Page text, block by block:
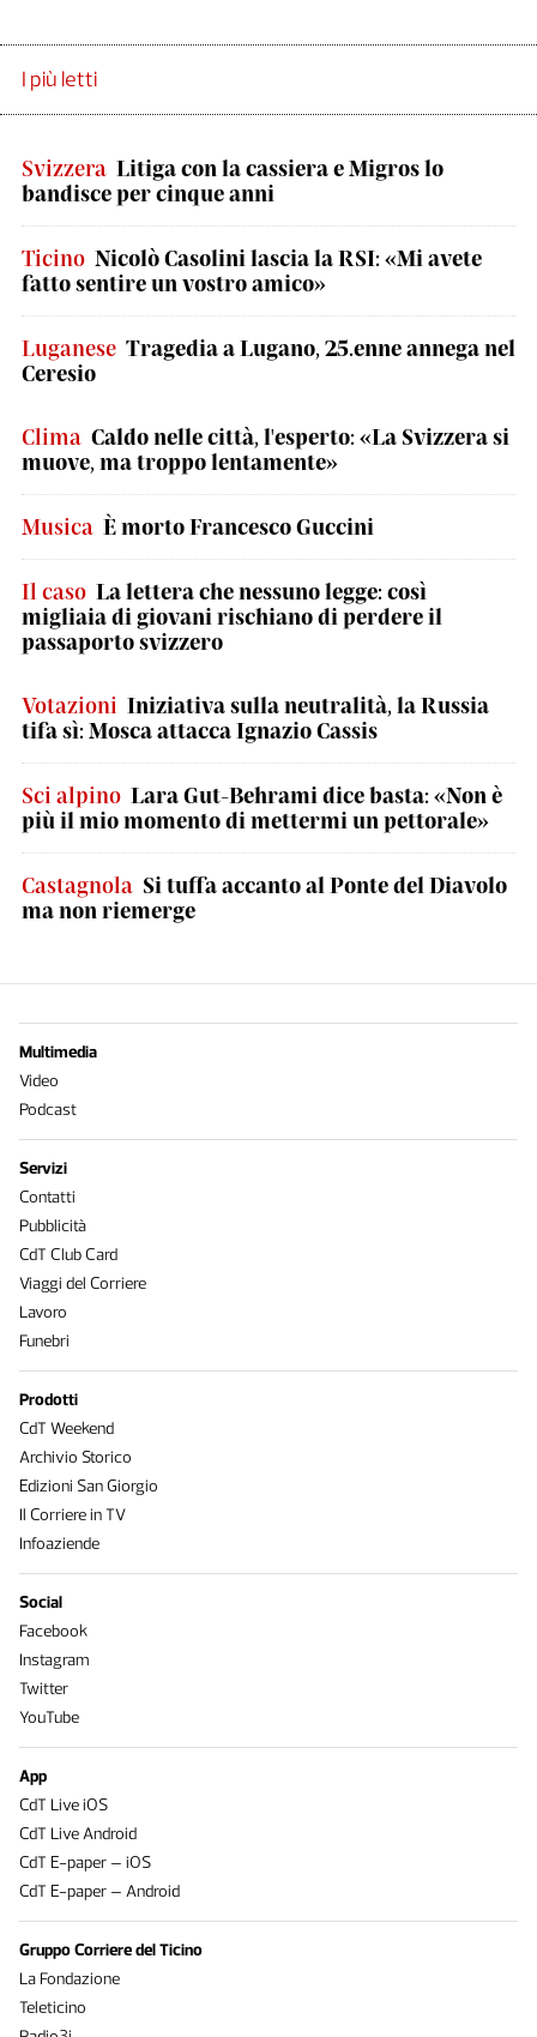
I più letti
Svizzera Litiga con la cassiera e Migros lo
bandisce per cinque anni
Ticino Nicolò Casolini lascia la RSI: «Mi avete
fatto sentire un vostro amico»
Luganese Tragedia a Lugano, 25.enne annega nel
Ceresio
Clima Caldo nelle città, l'esperto: «La Svizzera si
muove, ma troppo lentamente»
Musica È morto Francesco Guccini
Il caso La lettera che nessuno legge: così
migliaia di giovani rischiano di perdere il
passaporto svizzero
Votazioni Iniziativa sulla neutralità, la Russia
tifa sì: Mosca attacca Ignazio Cassis
Sci alpino Lara Gut-Behrami dice basta: «Non è
più il mio momento di mettermi un pettorale»
Castagnola Si tuffa accanto al Ponte del Diavolo
ma non riemerge
Multimedia
Video
Podcast
Servizi
Contatti
Pubblicità
CdT Club Card
Viaggi del Corriere
Lavoro
Funebri
Prodotti
CdT Weekend
Archivio Storico
Edizioni San Giorgio
Il Corriere in TV
Infoaziende
Social
Facebook
Instagram
Twitter
YouTube
App
CdT Live iOS
CdT Live Android
CdT E-paper – iOS
CdT E-paper – Android
Gruppo Corriere del Ticino
La Fondazione
Teleticino